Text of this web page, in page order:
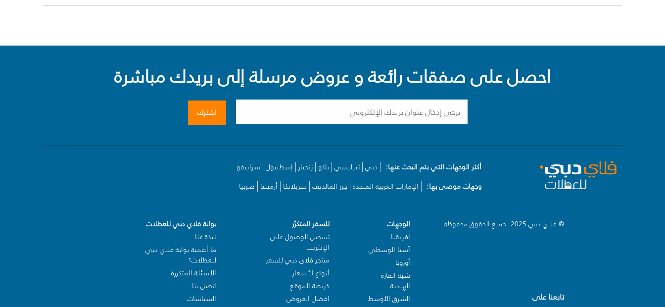
احصل على صفقات رائعة و عروض مرسلة إلى بريدك مباشرة
اشترك
أكثر الوجهات التي يتم البحث عنها: دبي تبيليسي باكو زنجبار إسطنبول سراييفو
وجهات موصى بها:
الإمارات العربية المتحدة جزر المالديف سريلانكا أرمينيا صربيا
© فلاي دبي 2025. جميع الحقوق محفوظة.
تابعنا على
الوجهات
أفريقيا
آسيا الوسطى
أوروبا
شبه القارة
الهندية
الشرق الأوسط
للسفر المتكرّر
تسجيل الوصول على
الإنترنت
متاجر فلاي دبي للسفر
أنواع الأسعار
خريطة الموقع
افضل العروض
بوابة فلاي دبي للعطلات
نبذة عنا
ما أهمية بوابة فلاي دبي
للعطلات؟
الأسئلة المتكررة
اتصل بنا
السياسات